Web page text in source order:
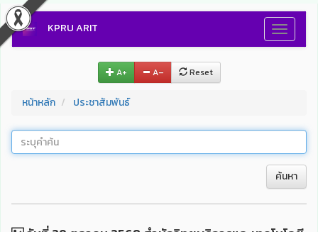
Toggle
KPRU ARIT
A+ A– Reset
หน้าหลัก ประชาสัมพันธ์
ค้นหา